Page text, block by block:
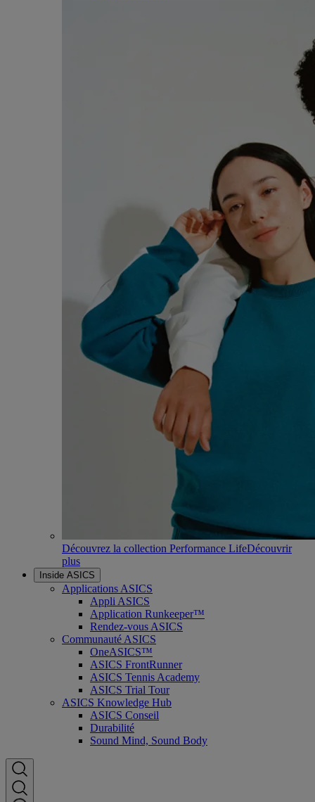
Découvrez la collection Performance LifeDécouvrir
plus
Inside ASICS
Applications ASICS
Appli ASICS
Application Runkeeper™
Rendez-vous ASICS
Communauté ASICS
OneASICS™
ASICS FrontRunner
ASICS Tennis Academy
ASICS Trial Tour
ASICS Knowledge Hub
ASICS Conseil
Durabilité
Sound Mind, Sound Body